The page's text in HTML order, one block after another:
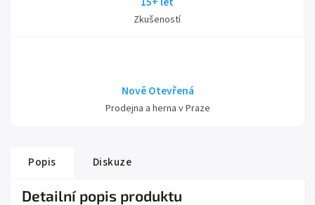
Zkušeností
Nově Otevřená
Prodejna a herna v Praze
Popis Diskuze
Detailní popis produktu